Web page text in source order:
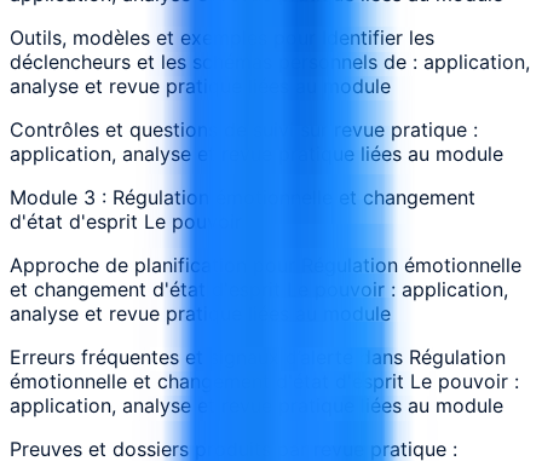
Outils, modèles et exemples pour Identifier les
déclencheurs et les schémas personnels de : application,
analyse et revue pratique liées au module
Contrôles et questions de suivi sur revue pratique :
application, analyse et revue pratique liées au module
Module 3 : Régulation émotionnelle et changement
d'état d'esprit Le pouvoir
Approche de planification pour Régulation émotionnelle
et changement d'état d'esprit Le pouvoir : application,
analyse et revue pratique liées au module
Erreurs fréquentes et signaux d’alerte dans Régulation
émotionnelle et changement d'état d'esprit Le pouvoir :
application, analyse et revue pratique liées au module
Preuves et dossiers produits par revue pratique :